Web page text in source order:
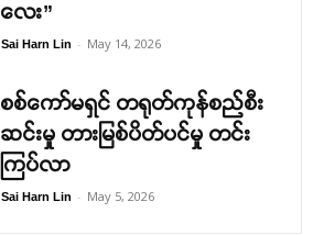
လေး”
Sai Harn Lin - May 14, 2026
စစ်ကော်မရှင် တရုတ်ကုန်စည်စီး
ဆင်းမှု တားမြစ်ပိတ်ပင်မှု တင်း
ကြပ်လာ
Sai Harn Lin - May 5, 2026